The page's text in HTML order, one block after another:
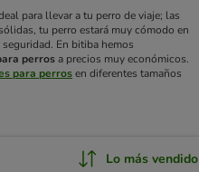
para llevar a tu perro de viaje; las
tu perro estará muy cómodo en
En bitiba hemos
perrosa precios muy económicos.
para perrosen diferentes tamaños
Lo más vendido